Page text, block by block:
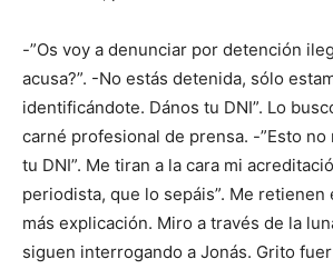
-”Os voy a denunciar por detención
acusa?”. -No estás detenida, sólo
identificándote. Dános tu DNI”. Lo
carné profesional de prensa. -”Esto no
tu DNI”. Me tiran a la cara mi
periodista, que lo sepáis”. Me retienen
más explicación. Miro a través de la
siguen interrogando a Jonás. Grito